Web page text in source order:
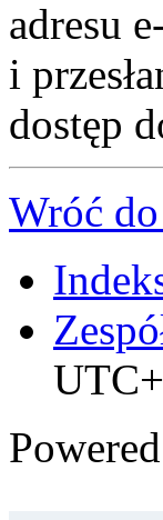
adresu
i
dostęp
Wróć